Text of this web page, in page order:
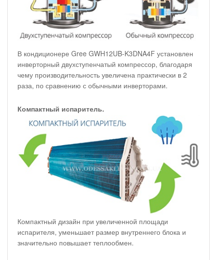
В кондиционере Gree GWH12UB-K3DNA4F установлен
инверторный двухступенчатый компрессор, благодаря
чему производительность увеличена практически в 2
раза, по сравнению с обычными инверторами.
Компактный испаритель.
Компактный дизайн при увеличенной площади
испарителя, уменьшает размер внутреннего блока и
значительно повышает теплообмен.